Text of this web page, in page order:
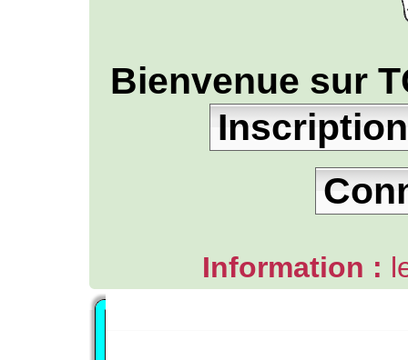
Bienvenue sur
Inscription
Information :